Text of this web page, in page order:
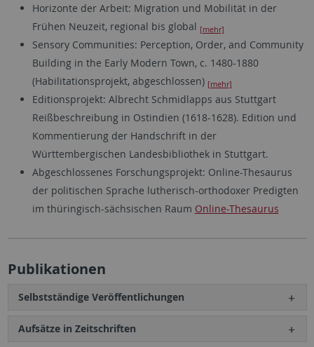
Horizonte der Arbeit: Migration und Mobilität in der
Frühen Neuzeit, regional bis global [mehr]
Sensory Communities: Perception, Order, and Community
Building in the Early Modern Town, c. 1480-1880
(Habilitationsprojekt, abgeschlossen) [mehr]
Editionsprojekt: Albrecht Schmidlapps aus Stuttgart
Reißbeschreibung in Ostindien (1618-1628). Edition und
Kommentierung der Handschrift in der
Württembergischen Landesbibliothek in Stuttgart.
Abgeschlossenes Forschungsprojekt: Online-Thesaurus
der politischen Sprache lutherisch-orthodoxer Predigten
im thüringisch-sächsischen Raum Online-Thesaurus
Publikationen
Selbstständige Veröffentlichungen
Aufsätze in Zeitschriften